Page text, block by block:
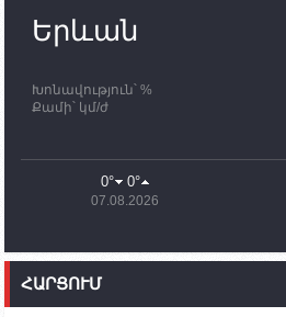
պատասխանատուներ
11:03
ՄԱԿ-ի առաքելությունը
Ադրբեջանի
Ստեփանակերտ
10:07 02.10.2023
Երևան
Խոնավություն՝ %
Քամի՝ կմ/ժ
0° 0°
07.08.2026
ՀԱՐՑՈՒՄ